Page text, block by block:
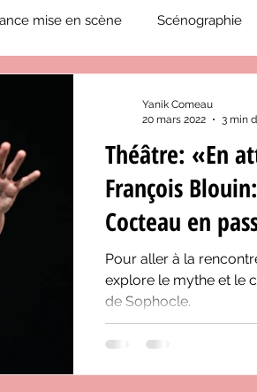
mise en scène Scénographie
Journal «BIENVENUE À BORD!»
ZoneCulture 2024-2025
Théâtre: «En
François
Cocteau en
Pour aller à la
explore le mythe et le
de Sophocle.
Yanik Comeau
20 mars 2022
3 min